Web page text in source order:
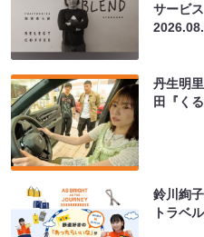
サービ
丹生明
田『く
鈴川絢
トラベ